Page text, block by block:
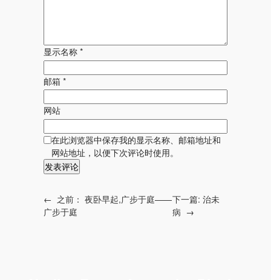
显示名称 *
邮箱 *
网站
在此浏览器中保存我的显示名称、邮箱地址和
网站地址，以便下次评论时使用。
← 之前： 夜卧早起,广步于庭——
广步于庭
下一篇:治未
病 →